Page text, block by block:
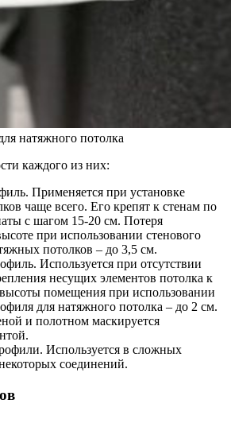
натяжного потолка
каждого из них:
Применяется при установке
чаще всего. Его крепят к стенам по
с шагом 15-20 см. Потеря
при использовании стенового
потолков – до 3,5 см.
Используется при отсутствии
несущих элементов потолка к
помещения при использовании
для натяжного потолка – до 2 см.
и полотном маскируется
Используется в сложных
соединений.